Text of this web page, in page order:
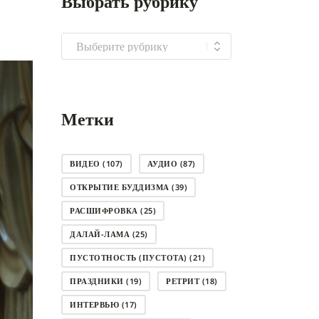
Выбрать
рубрику
Метки
ВИДЕО (107) АУДИО (87)
ОТКРЫТИЕ БУДДИЗМА (39)
РАСШИФРОВКА (25)
ДАЛАЙ-ЛАМА (25)
ПУСТОТНОСТЬ (ПУСТОТА) (21)
ПРАЗДНИКИ (19) РЕТРИТ(18)
ИНТЕРВЬЮ (17)